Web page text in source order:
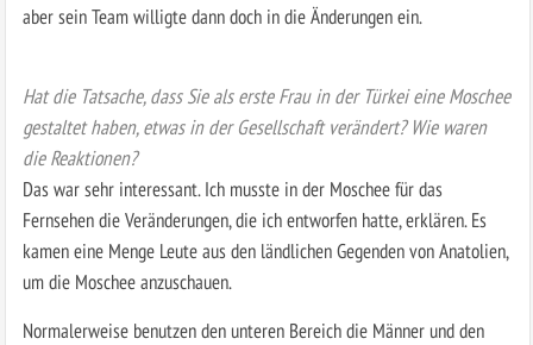
aber sein Team willigte dann doch in die Änderungen ein.
Hat die Tatsache, dass Sie als erste Frau in der Türkei eine Moschee
gestaltet haben, etwas in der Gesellschaft verändert? Wie waren
die Reaktionen?
Das war sehr interessant. Ich musste in der Moschee für das
Fernsehen die Veränderungen, die ich entworfen hatte, erklären. Es
kamen eine Menge Leute aus den ländlichen Gegenden von Anatolien,
um die Moschee anzuschauen.
Normalerweise benutzen den unteren Bereich die Männer und den